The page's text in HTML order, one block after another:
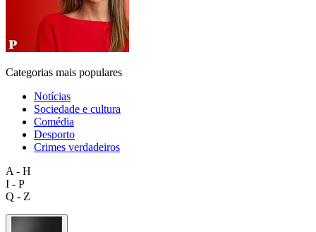
Categorias mais populares
Notícias
Sociedade e cultura
Comédia
Desporto
Crimes verdadeiros
A - H
I - P
Q - Z